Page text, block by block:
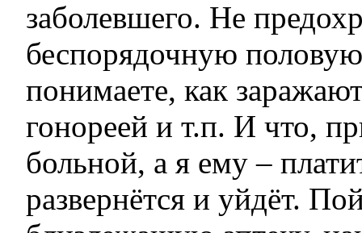
заболевшего. Не
беспорядочную
понимаете, как
гонореей и т.п. И что,
больной, а я ему –
развернётся и уйдёт.